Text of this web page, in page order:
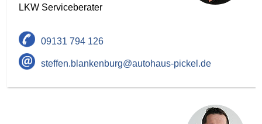
LKW Serviceberater
09131 794 126
steffen.blankenburg@autohaus-pickel.de